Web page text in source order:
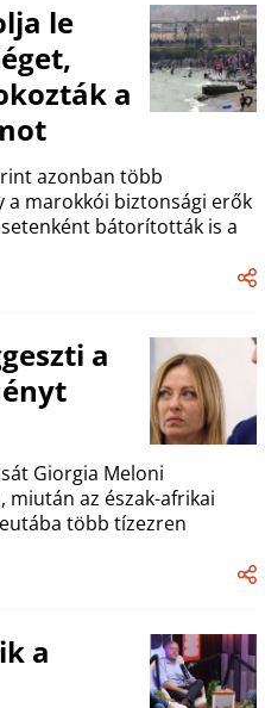
le
a
azonban több
marokkói biztonsági erők
bátorították is a
a
Giorgia Meloni
az észak-afrikai
több tízezren
a